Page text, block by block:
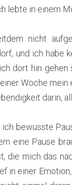
lebte in einem
nicht
und ich habe
dort hin gehen
Woche
darin,
bewusste
eine Pause
die mich das
in einer